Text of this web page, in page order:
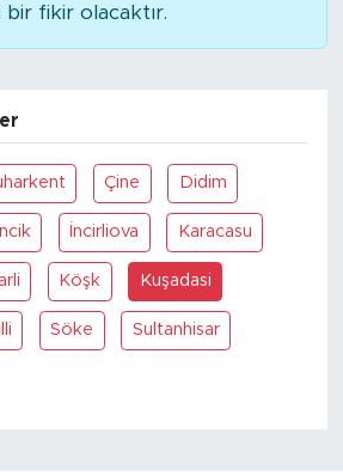
fikir olacaktır.
Çine Didim
İncirliova Karacasu
Köşk Kuşadasi
Söke Sultanhisar